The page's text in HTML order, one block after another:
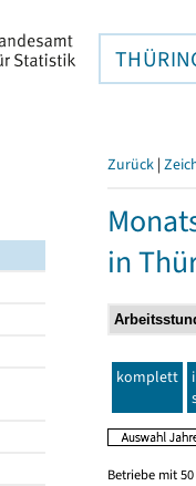
Zurück |
in
komplett
Betriebe mit